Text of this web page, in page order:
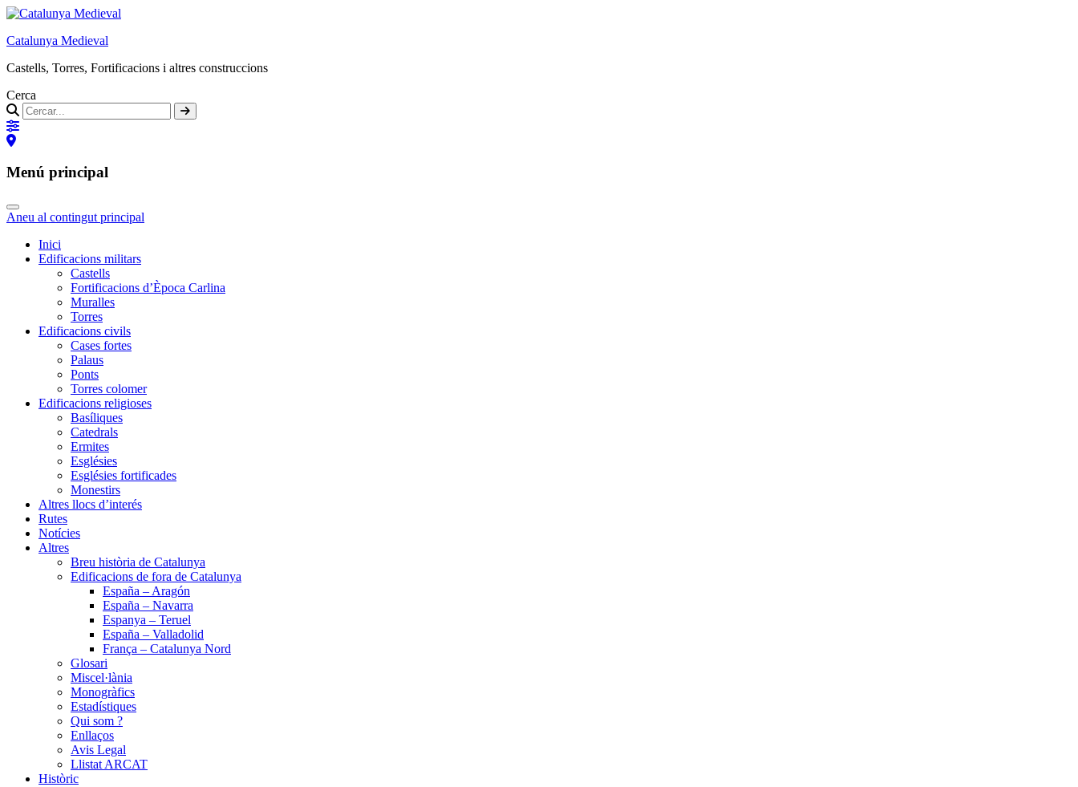
Catalunya Medieval
Castells, Torres, Fortificacions i altres construccions
Cerca
Menú principal
Aneu al contingut principal
Inici
Edificacions militars
Castells
Fortificacions d’Època Carlina
Muralles
Torres
Edificacions civils
Cases fortes
Palaus
Ponts
Torres colomer
Edificacions religioses
Basíliques
Catedrals
Ermites
Esglésies
Esglésies fortificades
Monestirs
Altres llocs d’interés
Rutes
Notícies
Altres
Breu història de Catalunya
Edificacions de fora de Catalunya
España – Aragón
España – Navarra
Espanya – Teruel
España – Valladolid
França – Catalunya Nord
Glosari
Miscel·lània
Monogràfics
Estadístiques
Qui som ?
Enllaços
Avis Legal
Llistat ARCAT
Històric